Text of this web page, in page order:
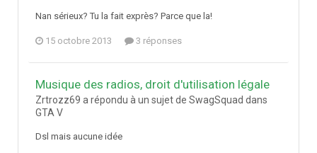
Nan sérieux? Tu la fait exprès? Parce que la!
15 octobre 2013 3 réponses
Musique des radios, droit d'utilisation légale
Zrtrozz69 a répondu à un sujet de SwagSquad dans
GTA V
Dsl mais aucune idée